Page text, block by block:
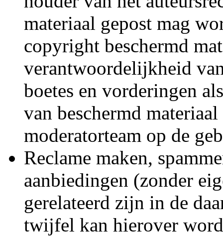
materiaal gepost mag
copyright beschermd
verantwoordelijkheid
boetes en vorderingen
van beschermd
moderatorteam op de
Reclame maken,
aanbiedingen (zonder
gerelateerd zijn in de
twijfel kan hierover